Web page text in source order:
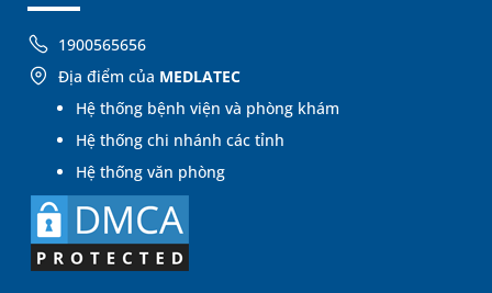
1900565656
Địa điểm của MEDLATEC
Hệ thống bệnh viện và phòng khám
Hệ thống chi nhánh các tỉnh
Hệ thống văn phòng